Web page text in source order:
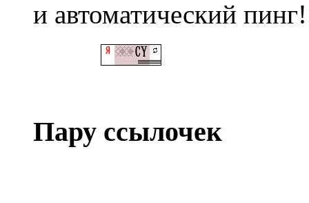
и автоматический пинг!
Пару ссылочек